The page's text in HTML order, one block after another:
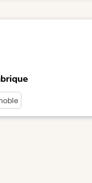
La Fabrique